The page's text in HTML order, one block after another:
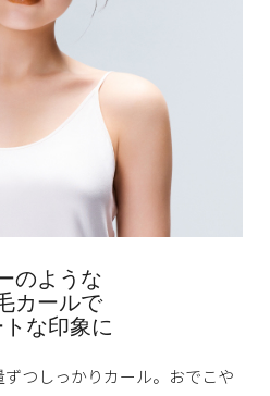
のような
カールで
な印象に
つしっかりカール。 おでこや